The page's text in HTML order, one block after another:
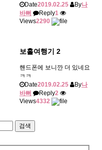
Date2019.02.25 By나
바뻐
Reply1
Views2290
보홀여행기 2
핸드폰에 보니깐 더 있네요
ㅋㅋ
Date2019.02.25 By나
바뻐
Reply2
Views4332
검색